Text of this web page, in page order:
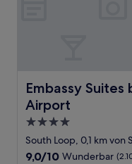
Embassy
Airport
Embassy Suites by
4.0-
Sterne-
Unterkunft
South Loop, 0,1 km
9.0
9,0/10 Wunderbar